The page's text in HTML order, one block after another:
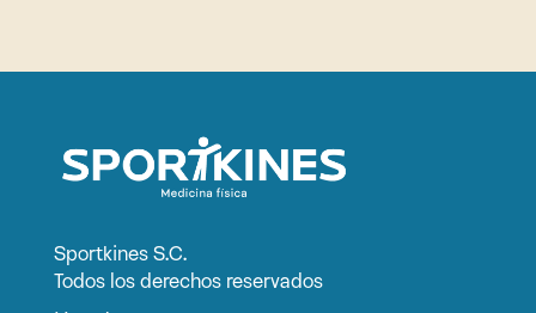
Sportkines S.C.
Todos los derechos reservados